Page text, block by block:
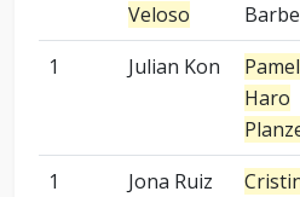
Veloso
1 Julian Kon
Haro
1 Jona Ruiz